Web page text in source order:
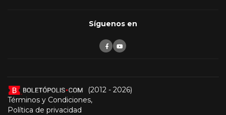
Síguenos en
(2012 - 2026)
Términos y Condiciones,
Política de privacidad